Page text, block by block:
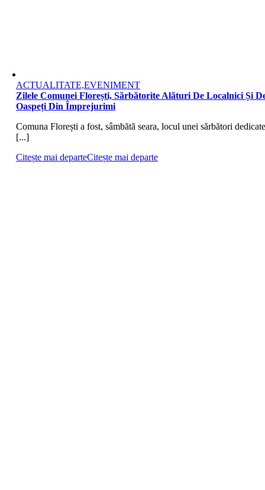
ACTUALITATE,EVENIMENT
Zilele Comunei Florești, Sărbătorite Alături De Localnici Și
Oaspeți Din Împrejurimi
Comuna Florești a fost, sâmbătă seara, locul unei sărbători dedicate
[...]
Citește mai departeCitește mai departe